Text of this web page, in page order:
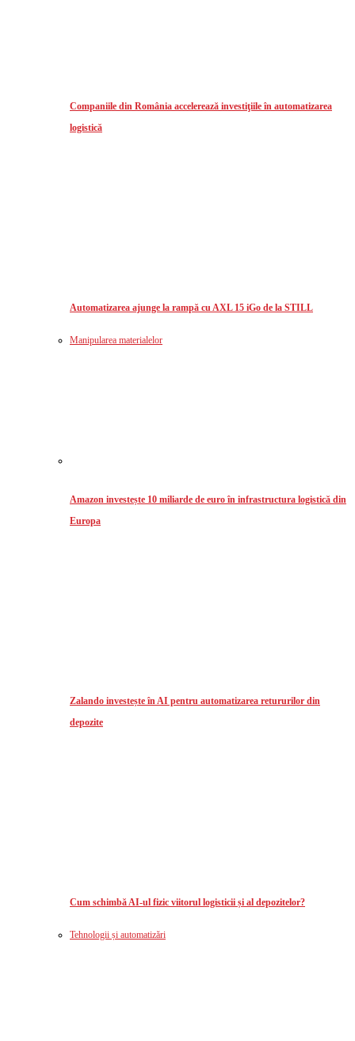
Companiile din România accelerează investiţiile în automatizarea
logistică
Automatizarea ajunge la rampă cu AXL 15 iGo de la STILL
Manipularea materialelor
Amazon investește 10 miliarde de euro în infrastructura logistică din
Europa
Zalando investește în AI pentru automatizarea retururilor din
depozite
Cum schimbă AI-ul fizic viitorul logisticii și al depozitelor?
Tehnologii și automatizări